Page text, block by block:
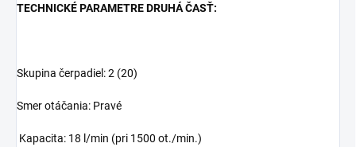
TECHNICKÉ PARAMETRE DRUHÁ ČASŤ:
Skupina čerpadiel: 2 (20)
Smer otáčania: Pravé
Kapacita: 18 l/min (pri 1500 ot./min.)